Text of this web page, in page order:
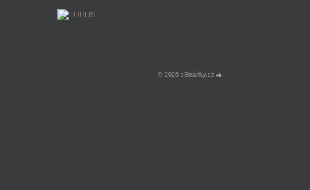
© 2026 eStránky.cz